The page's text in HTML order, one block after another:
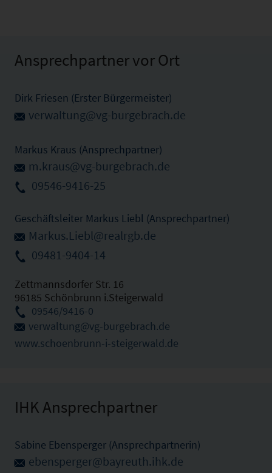
Ansprechpartner vor Ort
Dirk Friesen (Erster Bürgermeister)
verwaltung@vg-burgebrach.de
Markus Kraus (Ansprechpartner)
m.kraus@vg-burgebrach.de
09546-9416-25
Geschäftsleiter Markus Liebl (Ansprechpartner)
Markus.Liebl@realrgb.de
09481-9404-14
Zettmannsdorfer Str. 16
96185 Schönbrunn i.Steigerwald
09546/9416-0
verwaltung@vg-burgebrach.de
www.schoenbrunn-i-steigerwald.de
IHK Ansprechpartner
Sabine Ebensperger (Ansprechpartnerin)
ebensperger@bayreuth.ihk.de